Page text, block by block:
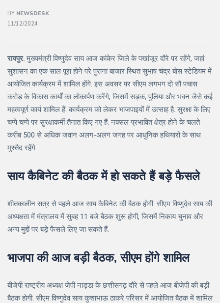
BY NEWSDESK
11/12/2024
रायपुर.मुख्यमंत्री विष्णुदेव साय आज कांकेर जिले के पखांजूर दौरे पर रहेंगे, जहां
सुशासन का एक साल पूरा होने परे पुराना बाजार स्थित सुभाष चंद्र बोस स्टेडियम में
आयोजित कार्यक्रम में शामिल होंगे. इस अवसर पर सीएम लगभग दो सौ पचास
करोड़ के विकास कार्यों का लोकार्पण करेंगे, जिसमें सड़क, पुलिया और भवन जैसे कई
महत्वपूर्ण कार्य शामिल हैं. कार्यक्रम को लेकर भाजपाइयों में उत्साह है. सुरक्षा के लिए
चप्पे चप्पे पर सुरक्षाकर्मी तैनात किए गए हैं. नक्सल प्रभावित क्षेत्र होने के चलते
करीब 500 से अधिक जवान अलग-अलग जगह पर आधुनिक हथियारों के साथ
मुस्तैद रहेंगे.
साय कैबिनेट की बैठक में हो सकते हैं बड़े फैसले
शीतकालीन सत्र से पहले आज साय कैबिनेट की बैठक होगी. सीएम विष्णुदेव साय की
अध्यक्षता में मंत्रालय में सुबह 11 बजे बैठक शुरू होगी, जिसमें निकाय चुनाव और
अन्य मुद्दों पर बड़े फैसले लिए जा सकते हैं.
भाजपा की आज बड़ी बैठक, सीएम होंगे शामिल
बीजेपी राष्ट्रीय अध्यक्ष जेपी नाड्डा के छत्तीसगढ़ दौरे से पहले आज बीजेपी की बड़ी
बैठक होगी. सीएम विष्णुदेव साय कुशाभाऊ ठाकरे परिसर में आयोजित बैठक में शामिल